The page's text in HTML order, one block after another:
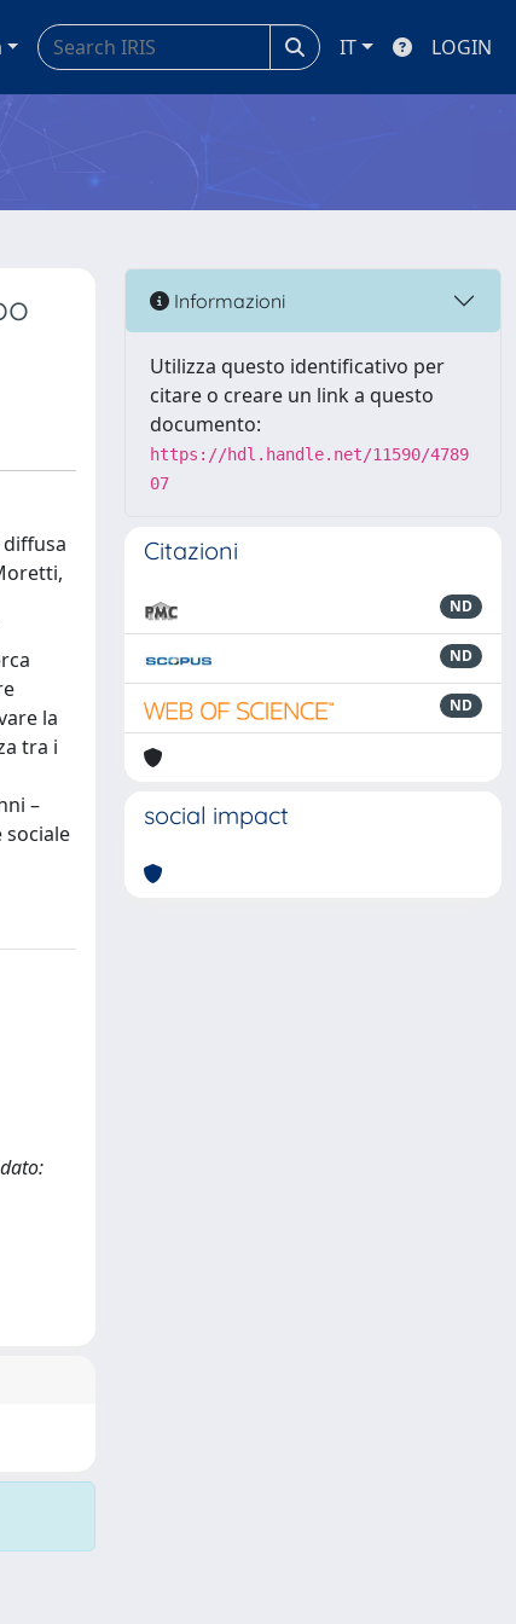
IT LOGIN
la
tra i
–
sociale
Informazioni
Utilizza questo identificativo per
citare o creare un link a questo
documento:
https://hdl.handle.net/11590/4789
07
Citazioni
ND
ND
ND
social impact